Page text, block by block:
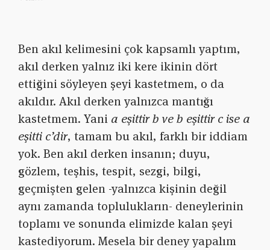
Ben akıl kelimesini çok kapsamlı yaptım,
akıl derken yalnız iki kere ikinin dört
ettiğini söyleyen şeyi kastetmem, o da
akıldır. Akıl derken yalnızca mantığı
kastetmem. Yani a eşittir b ve b eşittir c ise a
eşitti c’dir, tamam bu akıl, farklı bir iddiam
yok. Ben akıl derken insanın; duyu,
gözlem, teşhis, tespit, sezgi, bilgi,
geçmişten gelen -yalnızca kişinin değil
aynı zamanda toplulukların- deneylerinin
toplamı ve sonunda elimizde kalan şeyi
kastediyorum. Mesela bir deney yapalım